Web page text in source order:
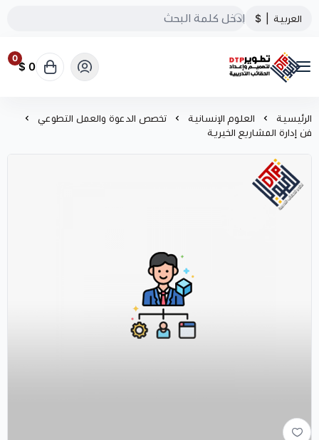
العربية $
تطوير الحقائب التدريبية
0
0 $
الرئيسية العلوم الإنسانية
تخصص الدعوة والعمل التطوعي
فن إدارة المشاريع الخيرية